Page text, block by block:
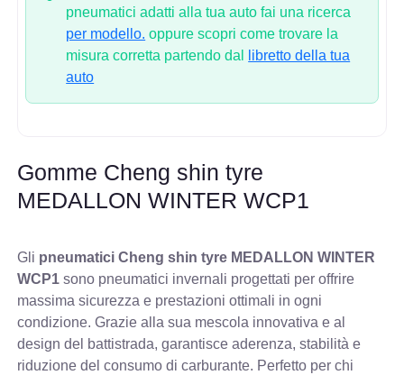
pneumatici adatti alla tua auto fai una ricerca
per modello. oppure scopri come trovare la
misura corretta partendo dal
libretto della tua
auto
Gomme Cheng shin tyre
MEDALLON WINTER WCP1
Gli pneumatici Cheng shin tyre MEDALLON WINTER
WCP1 sono pneumatici invernali progettati per offrire
massima sicurezza e prestazioni ottimali in ogni
condizione. Grazie alla sua mescola innovativa e al
design del battistrada, garantisce aderenza, stabilità e
riduzione del consumo di carburante. Perfetto per chi